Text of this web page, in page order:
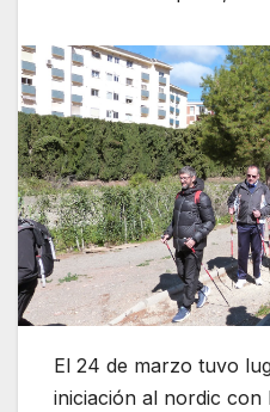
El 24 de marzo tuvo
iniciación al nordic con